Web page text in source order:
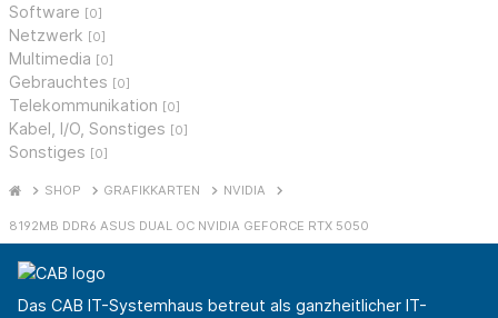
Software [0]
Netzwerk [0]
Multimedia [0]
Gebrauchtes [0]
Telekommunikation [0]
Kabel, I/O, Sonstiges [0]
Sonstiges [0]
SHOP GRAFIKKARTEN NVIDIA
8192MB DDR6 ASUS DUAL OC NVIDIA GEFORCE RTX 5050
Das CAB IT-Systemhaus betreut als ganzheitlicher IT-